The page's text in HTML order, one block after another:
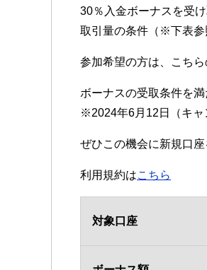
30％入金ボーナスを受
取引量の条件（※下表参
参加希望の方は、こちら
ボーナスの受取条件を
※2024年6月12日（キャ
ぜひこの機会に新規口
利用規約はこちら
対象口座